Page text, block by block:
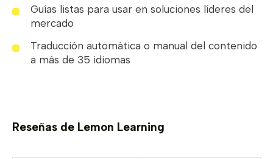
Guías listas para usar en soluciones líderes del
mercado
Traducción automática o manual del contenido
a más de 35 idiomas
Reseñas de Lemon Learning